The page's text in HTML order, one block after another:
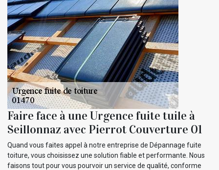
Faire face à une Urgence fuite tuile à
Seillonnaz avec Pierrot Couverture 01
Quand vous faites appel à notre entreprise de Dépannage fuite
toiture, vous choisissez une solution fiable et performante. Nous
faisons tout pour vous pourvoir un service de qualité, conforme